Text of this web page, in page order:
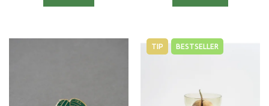
TIP BESTSELLER